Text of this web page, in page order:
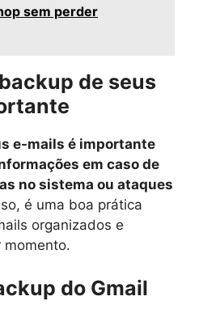
sem perder
de seus
e-mails é importante
em caso de
no sistema ou ataques
é uma boa prática
organizados e
momento.
do Gmail